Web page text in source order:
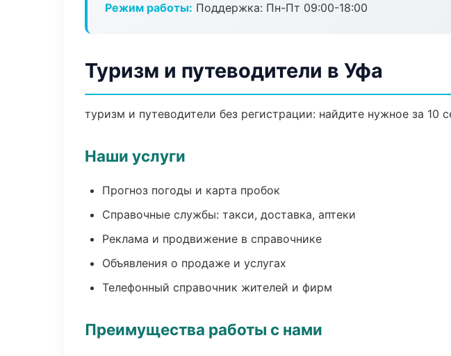
Режим работы: Поддержка: Пн-Пт 09:00-18:00
Туризм и путеводители в Уфа
туризм и путеводители без регистрации: найдите нужное за 10
Наши услуги
Прогноз погоды и карта пробок
Справочные службы: такси, доставка, аптеки
Реклама и продвижение в справочнике
Объявления о продаже и услугах
Телефонный справочник жителей и фирм
Преимущества работы с нами